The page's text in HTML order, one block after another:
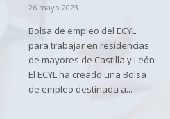
26 mayo 2023
Bolsa de empleo del ECYL
para trabajar en residencias
de mayores de Castilla y León
El ECYL ha creado una Bolsa
de empleo destinada a...